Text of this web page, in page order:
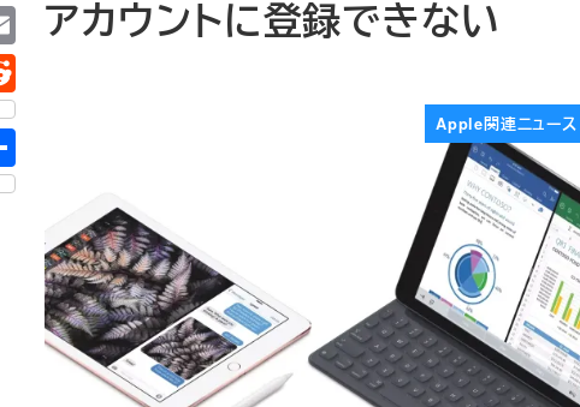
アカウントに登録できない
Apple関連ニュース